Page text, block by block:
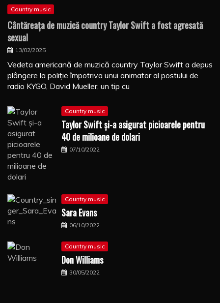
Country music
Cântăreaţa de muzică country Taylor Swift a fost agresată
sexual
13/02/2025
Vedeta americană de muzică country Taylor Swift a depus
plângere la poliţie împotriva unui animator al postului de
radio KYGO, David Mueller, un tip cu
Country music
Taylor Swift şi-a asigurat picioarele pentru
40 de milioane de dolari
07/10/2022
Country music
Sara Evans
06/10/2022
Country music
Don Williams
30/05/2022